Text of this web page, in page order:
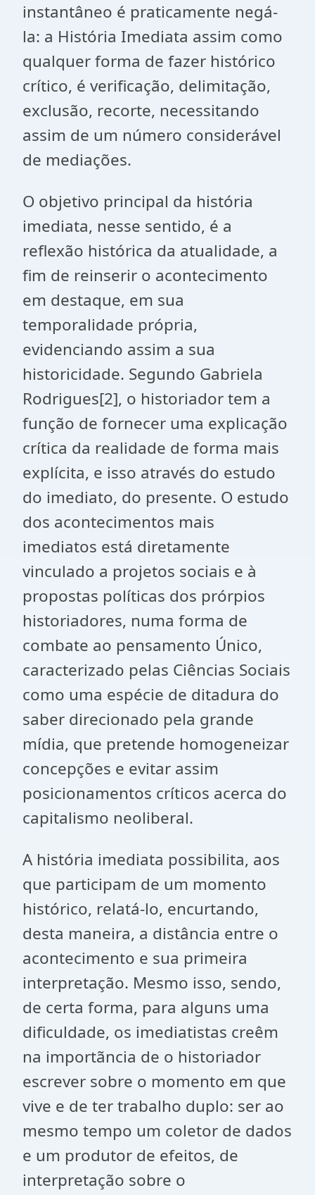
instantâneo é praticamente negá-
la: a História Imediata assim como
qualquer forma de fazer histórico
crítico, é verificação, delimitação,
exclusão, recorte, necessitando
assim de um número considerável
de mediações.
O objetivo principal da história
imediata, nesse sentido, é a
reflexão histórica da atualidade, a
fim de reinserir o acontecimento
em destaque, em sua
temporalidade própria,
evidenciando assim a sua
historicidade. Segundo Gabriela
Rodrigues[2], o historiador tem a
função de fornecer uma explicação
crítica da realidade de forma mais
explícita, e isso através do estudo
do imediato, do presente. O estudo
dos acontecimentos mais
imediatos está diretamente
vinculado a projetos sociais e à
propostas políticas dos prórpios
historiadores, numa forma de
combate ao pensamento Único,
caracterizado pelas Ciências Sociais
como uma espécie de ditadura do
saber direcionado pela grande
mídia, que pretende homogeneizar
concepções e evitar assim
posicionamentos críticos acerca do
capitalismo neoliberal.
A história imediata possibilita, aos
que participam de um momento
histórico, relatá-lo, encurtando,
desta maneira, a distância entre o
acontecimento e sua primeira
interpretação. Mesmo isso, sendo,
de certa forma, para alguns uma
dificuldade, os imediatistas creêm
na importãncia de o historiador
escrever sobre o momento em que
vive e de ter trabalho duplo: ser ao
mesmo tempo um coletor de dados
e um produtor de efeitos, de
interpretação sobre o